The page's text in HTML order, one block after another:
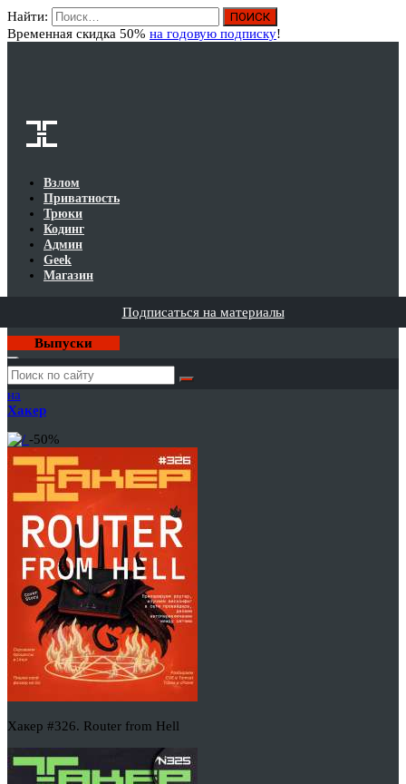
Найти:
Временная скидка 50% на годовую подписку!
Взлом
Приватность
Трюки
Кодинг
Админ
Geek
Магазин
Подписаться на материалы
Выпуски
Годовая
подписка
на
Хакер
-50%
Хакер #326. Router from Hell